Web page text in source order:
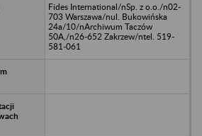
Fides International/nSp. z o.o./n02-
703 Warszawa/nul. Bukowińska
24a/10/nArchiwum Taczów
50A,/n26-652 Zakrzew/ntel. 519-
581-061